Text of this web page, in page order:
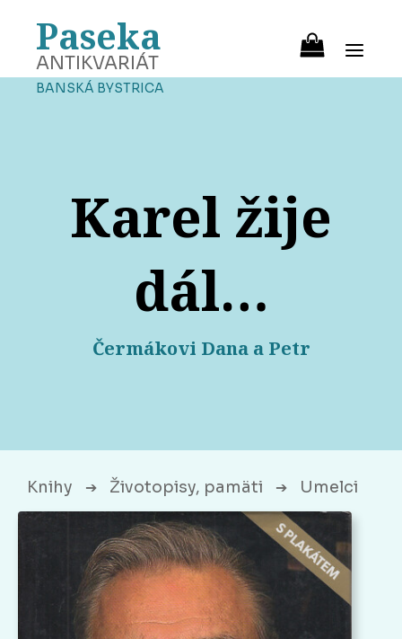
Paseka
ANTIKVARIÁT
BANSKÁ BYSTRICA
Karel žije
dál…
Čermákovi Dana a Petr
Knihy ➔ Životopisy, pamäti ➔ Umelci